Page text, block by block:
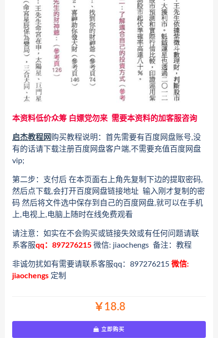
本资料低价众筹 白嫖党勿来 需要本资料的加客服咨询
启杰教程网购买教程说明：首先需要有百度网盘账号,没
有的话请下载注册百度网盘客户端,不需要充值百度网盘
vip;
第二步：支付后 在本页面右上角先复制下边的提取密码,
然后点下载,会打开百度网盘链接地址 输入刚才复制的密
码 然后将文件选中保存到自己的百度网盘,就可以在手机
上,电视上,电脑上随时在线免费观看
请注意：如实在不会购买或链接失效或有任何问题请联
系客服qq：897276215 微信: jiaochengs 备注：教程
非诚勿扰如有需要请联系客服qq：897276215 微信:
jiaochengs 定制
￥18.8
立即购买